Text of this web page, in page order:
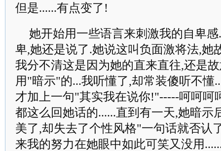
但是......有点变了!
她开始用一些语言来刺激我的自卑
卑,她还是说了.她说这叫负面激将法,她
我分不清这是因为她的直来直往,还是
用"暗示"的...我听懂了,却常装傻听不懂
才加上一句"其实我在说你!"-----呵呵呵
都这么回她话的......直到有一天,她暗示
美了,却失去了个性风格"一句话就否认
来我的努力在她眼中如此可笑又没用